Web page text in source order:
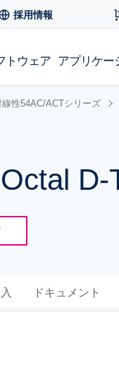
採用情報
トウェア アプリケー
性54AC/ACTシリーズ
ドキュメント